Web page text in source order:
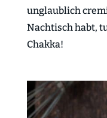
unglaublich
Nachtisch habt,
Chakka!